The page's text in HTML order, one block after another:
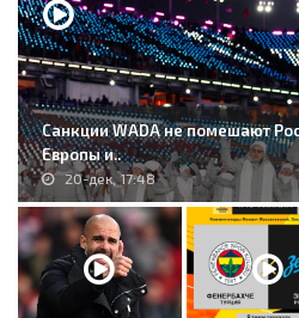
Санкции WADA не помешают
Европы и..
20-дек, 17:48